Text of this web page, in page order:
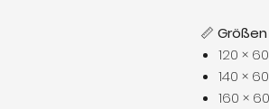
📏 Größen
120 ×
140 ×
160 ×